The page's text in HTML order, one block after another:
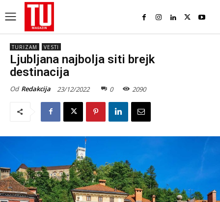
TURIZAM VESTI
Ljubljana najbolja siti brejk
destinacija
Od Redakcija 23/12/2022 0 2090